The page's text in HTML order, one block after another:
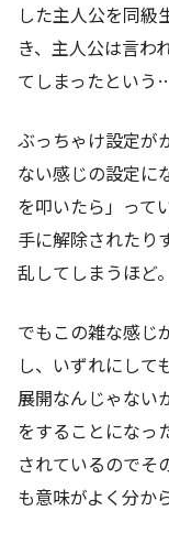
した主人公を同級
き、主人公は言わ
てしまったという…
ぶっちゃけ設定が
ない感じの設定に
を叩いたら」って
手に解除されたり
乱してしまうほど。
でもこの雑な感じ
し、いずれにして
展開なんじゃない
をすることになっ
されているのでそ
も意味がよく分か